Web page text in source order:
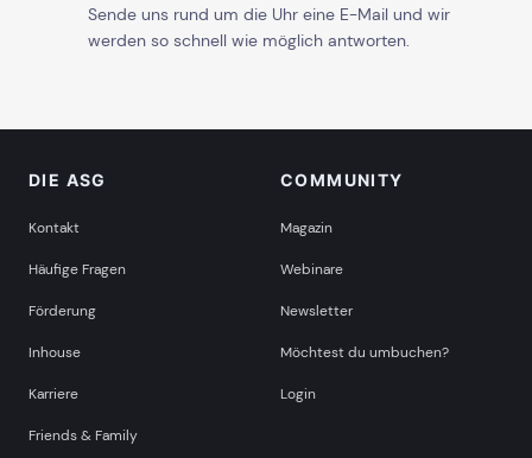
Sende uns rund um die Uhr eine E-Mail und wir
werden so schnell wie möglich antworten.
DIE ASG
Kontakt
Häufige Fragen
Förderung
Inhouse
Karriere
Friends & Family
COMMUNITY
Magazin
Webinare
Newsletter
Möchtest du umbuchen?
Login